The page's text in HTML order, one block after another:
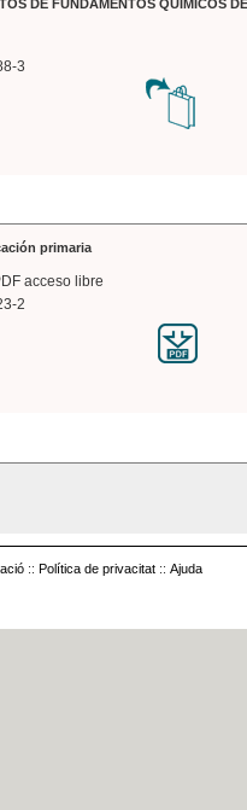
DE FUNDAMENTOS QUÍMICOS
3
primaria
acceso libre
2
:: Política de privacitat :: Ajuda